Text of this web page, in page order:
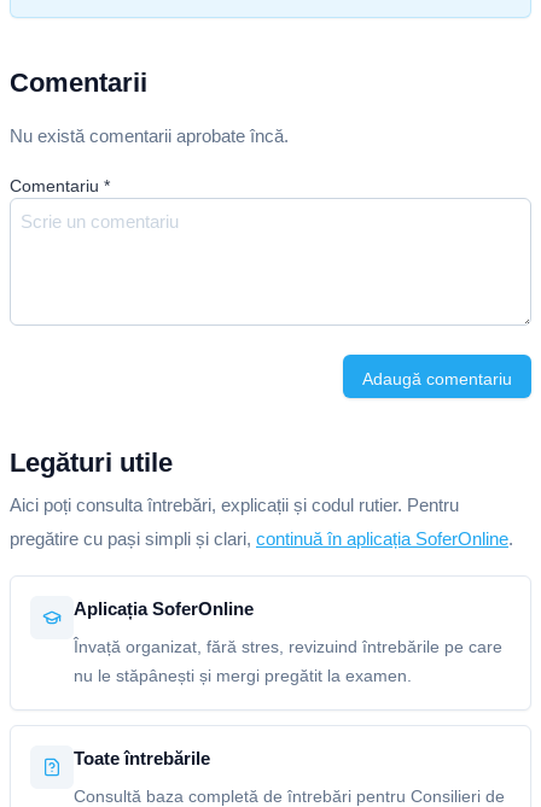
Comentarii
Nu există comentarii aprobate încă.
Comentariu *
Adaugă comentariu
Legături utile
Aici poți consulta întrebări, explicații și codul rutier. Pentru
pregătire cu pași simpli și clari, continuă în aplicația SoferOnline.
Aplicația SoferOnline
Învață organizat, fără stres, revizuind întrebările pe care
nu le stăpânești și mergi pregătit la examen.
Toate întrebările
Consultă baza completă de întrebări pentru Consilieri de